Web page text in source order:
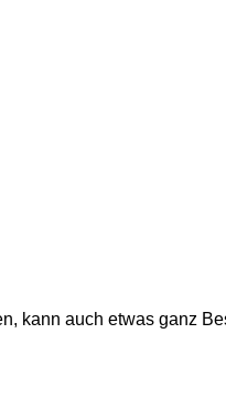
kann auch etwas ganz